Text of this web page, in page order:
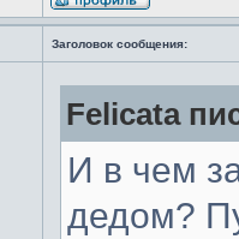
Заголовок сообщения:
Felicata
И в чем
дедом?